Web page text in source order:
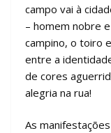
campo vai à
– homem nobre
campino, o toiro
entre a
de cores
alegria na rua!
As